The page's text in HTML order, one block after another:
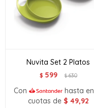
Nuvita Set 2 Platos
$ 599 $630
Con hasta en
cuotas de $ 49,92